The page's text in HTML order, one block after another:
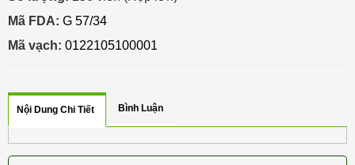
Mã FDA: G 57/34
Mã vạch: 0122105100001
Nội Dung Chi Tiết Bình Luận